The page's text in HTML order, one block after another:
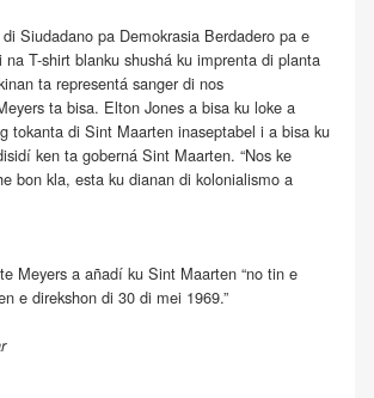
Siudadano pa Demokrasia Berdadero pa e
na T-shirt blanku shushá ku imprenta di planta
ta representá sanger di nos
ta bisa. Elton Jones a bisa ku loke a
tokanta di Sint Maarten inaseptabel i a bisa ku
ken ta goberná Sint Maarten. “Nos ke
bon kla, esta ku dianan di kolonialismo a
Meyers a añadí ku Sint Maarten “no tin e
e direkshon di 30 di mei 1969.”